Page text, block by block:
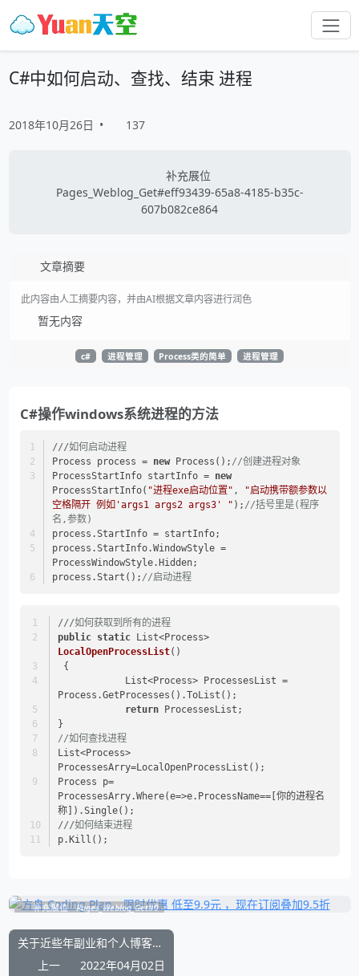
C#中如何启动、查找、结束 进程
2018年10月26日 • 137
补充展位
Pages_Weblog_Get#eff93439-65a8-4185-b35c-
607b082ce864
文章摘要
此内容由人工摘要内容，并由AI根据文章内容进行润色
暂无内容
c# 进程管理 Process类的简单 进程管理
C#操作windows系统进程的方法
///如何启动进程
Process process = new Process(); //创建进程对象
ProcessStartInfo startInfo = new
ProcessStartInfo( "进程exe启动位置" ,
"启动携带额参数以
空格隔开 例如'args1 args2 args3' " ); //括号里是(程序
名,参数)
process.StartInfo = startInfo;
process.StartInfo.WindowStyle =
ProcessWindowStyle.Hidden;
process.Start(); //启动进程
///如何获取到所有的进程
public static
List<Process>
LocalOpenProcessList()
{
Process.GetProcesses().ToList();
return ProcessesList;
}
//如何查找进程
List<Process>
ProcessesArry=LocalOpenProcessList();
Process p=
ProcessesArry.Where(e=>e.ProcessName==[你的进程名
称]).Single();
///如何结束进程
p.Kill();
补充展位 Pages_Weblog_Get#0
关于近些年副业和个人博客网站的变现尝试与成果总结
上一
2022年04月02日